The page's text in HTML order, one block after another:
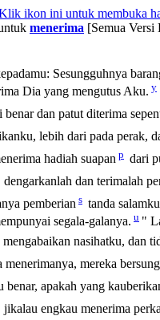
menerima [Semua Versi
Sesungguhnya
Dia yang mengutus Aku. y
benar dan patut diterima
lebih dari pada perak,
hadiah suapan p dari
dengarkanlah dan terimalah
pemberian s tanda
segala-galanya. u "
nasihatku, dan
menerimanya, mereka
benar, apakah yang
jikalau engkau menerima